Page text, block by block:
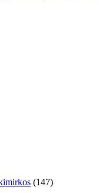
(147)